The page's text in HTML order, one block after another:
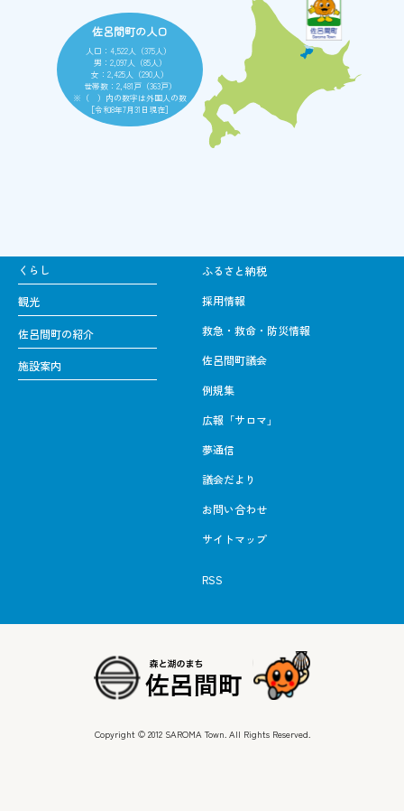
佐呂間町の人口
人口：4,522人（375人）
男：2,097人（85人）
女：2,425人（290人）
世帯数：2,481戸（363戸）
※（ ）内の数字は外国人の数
［令和8年7月31日現在］
くらし
観光
佐呂間町の紹介
施設案内
ふるさと納税
採用情報
救急・救命・防災情報
佐呂間町議会
例規集
広報「サロマ」
夢通信
議会だより
お問い合わせ
サイトマップ
RSS
Copyright © 2012 SAROMA Town. All Rights Reserved.